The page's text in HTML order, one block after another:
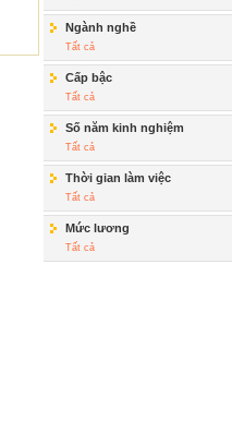
Ngành nghề
Tất cả
Cấp bậc
Tất cả
Số năm kinh nghiệm
Tất cả
Thời gian làm việc
Tất cả
Mức lương
Tất cả